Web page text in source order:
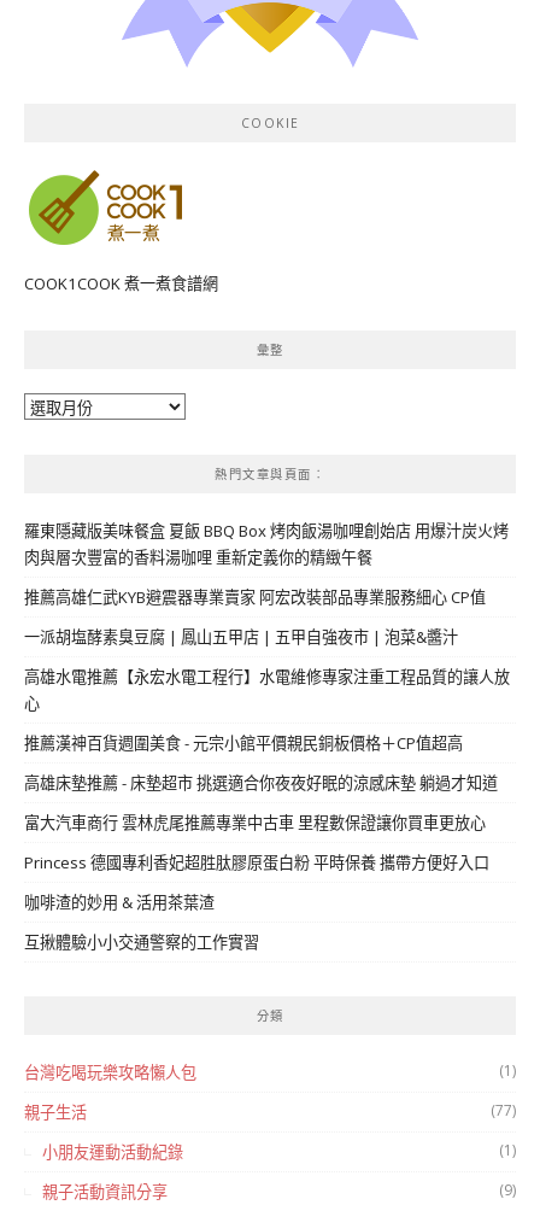
COOKIE
COOK1COOK 煮一煮食譜網
彙整
彙
熱門文章與頁面︰
羅東隱藏版美味餐盒 夏飯 BBQ Box 烤肉飯湯咖哩創始店 用爆汁炭火烤
肉與層次豐富的香料湯咖哩 重新定義你的精緻午餐
推薦高雄仁武KYB避震器專業賣家 阿宏改裝部品專業服務細心 CP值
一派胡塩酵素臭豆腐 | 鳳山五甲店 | 五甲自強夜市 | 泡菜&醬汁
高雄水電推薦【永宏水電工程行】水電維修專家注重工程品質的讓人放
心
推薦漢神百貨週圍美食 - 元宗小館平價親民銅板價格＋CP值超高
高雄床墊推薦 - 床墊超市 挑選適合你夜夜好眠的涼感床墊 躺過才知道
富大汽車商行 雲林虎尾推薦專業中古車 里程數保證讓你買車更放心
Princess 德國專利香妃超胜肽膠原蛋白粉 平時保養 攜帶方便好入口
咖啡渣的妙用 & 活用茶葉渣
互揪體驗小小交通警察的工作實習
分類
台灣吃喝玩樂攻略懶人包 (1)
親子生活 (77)
小朋友運動活動紀錄 (1)
親子活動資訊分享 (9)